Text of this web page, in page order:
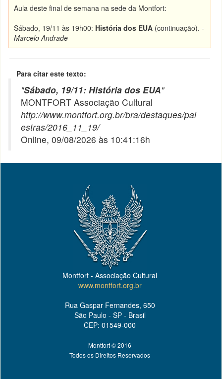
Aula deste final de semana na sede da Montfort:
Sábado, 19/11 às 19h00: História dos EUA (continuação). -
Marcelo Andrade
Para citar este texto:
"Sábado, 19/11: História dos EUA"
MONTFORT Associação Cultural
http://www.montfort.org.br/bra/destaques/pal
estras/2016_11_19/
Online, 09/08/2026 às 10:41:16h
Montfort - Associação Cultural
www.montfort.org.br
Rua Gaspar Fernandes, 650
São Paulo - SP - Brasil
CEP: 01549-000
Montfort © 2016
Todos os Direitos Reservados